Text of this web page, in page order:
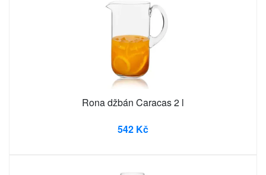
Rona džbán Caracas 2 l
542 Kč